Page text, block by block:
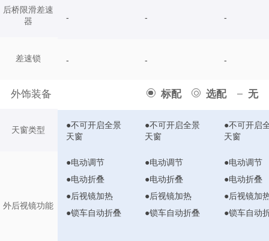
后桥限滑差速
器
差速锁
外饰装备 标配 选配 无
天窗类型
外后视镜功能
- - -
- - -
●不可开启全景
天窗
●不可开启全景
天窗
●不可开启
天窗
●电动调节
●电动折叠
●后视镜加热
●锁车自动折叠
●电动调节
●电动折叠
●后视镜加热
●锁车自动折叠
●电动调节
●电动折叠
●后视镜加
●锁车自动